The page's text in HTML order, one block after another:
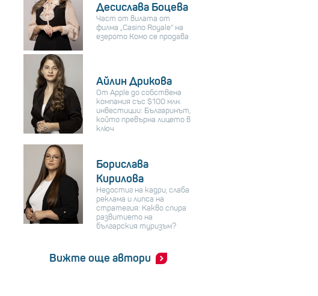
Десислава Боцева
Част от вилата от
филма „Casino Royale“ на
езерото Комо се продава
Айлин Дрикова
От Apple до собствена
компания със $100 млн.
инвестиции: Българинът,
който превърна лицето в
ключ
Борислава
Кирилова
Недостиг на кадри, слаба
реклама и липса на
стратегия: Какво спира
развитието на
българския туризъм?
Вижте още автори